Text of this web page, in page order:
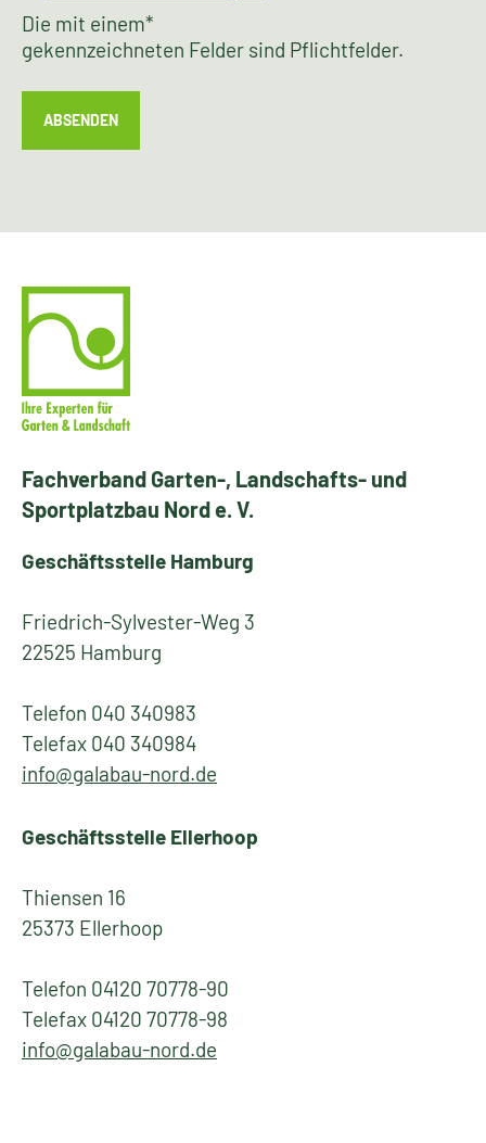
Die mit einem*
gekennzeichneten Felder sind Pflichtfelder.
ABSENDEN
Fachverband Garten-, Landschafts- und
Sportplatzbau Nord e. V.
Geschäftsstelle Hamburg
Friedrich-Sylvester-Weg 3
22525 Hamburg
Telefon 040 340983
Telefax 040 340984
info@galabau-nord.de
Geschäftsstelle Ellerhoop
Thiensen 16
25373 Ellerhoop
Telefon 04120 70778-90
Telefax 04120 70778-98
info@galabau-nord.de